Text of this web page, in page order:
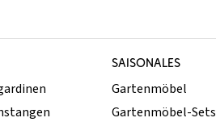
SAISONALES
Gartenmöbel
Gartenmöbel-Sets